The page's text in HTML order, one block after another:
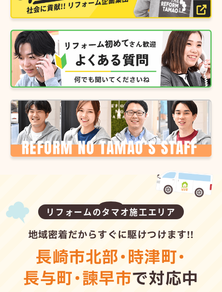
リフォームのタマオ施工エリア
地域密着だからすぐに駆けつけます!!
長崎市北部・時津町・
長与町・諫早市で対応中